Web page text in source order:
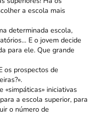
a escola mais
deter­minada escola,
E o jovem decide
para ele. Que grande
os pros­pectos de
«simpá­ticas» iniciativas
a escola superior, para
o número de